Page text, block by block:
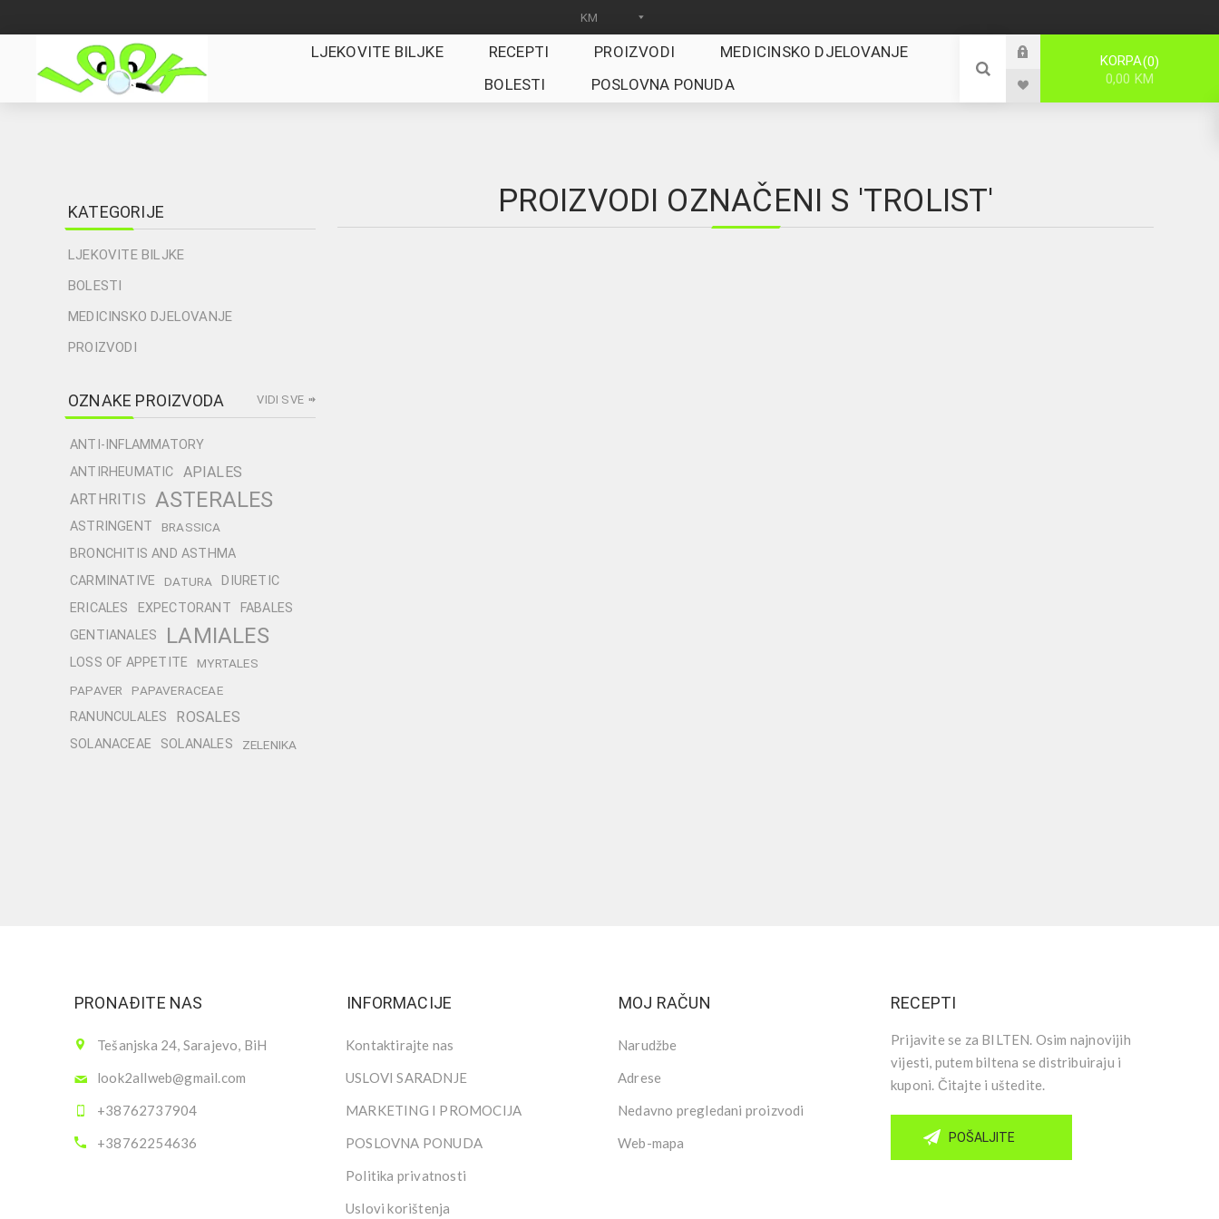
LJEKOVITE BILJKE RECEPTI PROIZVODI
MEDICINSKO DJELOVANJE
BOLESTI
POSLOVNA PONUDA
KORPA 0
0,00 KM
PROIZVODI OZNAČENI S 'TROLIST'
KATEGORIJE
LJEKOVITE BILJKE
BOLESTI
MEDICINSKO DJELOVANJE
PROIZVODI
OZNAKE PROIZVODA
ANTI-INFLAMMATORY
ANTIRHEUMATIC
APIALES
ARTHRITIS ASTERALES
ASTRINGENT BRASSICA
BRONCHITIS AND ASTHMA
CARMINATIVE
DATURA
DIURETIC
ERICALES
EXPECTORANT
FABALES
GENTIANALES
LAMIALES
LOSS OF APPETITE
MYRTALES
PAPAVER
PAPAVERACEAE
RANUNCULALES ROSALES
SOLANACEAE SOLANALES ZELENIKA
VIDI SVE
PRONAĐITE NAS
Tešanjska 24, Sarajevo, BiH
look2allweb@gmail.com
+38762737904
+38762254636
INFORMACIJE
Kontaktirajte nas
USLOVI SARADNJE
MARKETING I PROMOCIJA
POSLOVNA PONUDA
Politika privatnosti
Uslovi korištenja
MOJ RAČUN
Narudžbe
Adrese
Nedavno pregledani proizvodi
Web-mapa
RECEPTI
Prijavite se za BILTEN. Osim najnovijih
vijesti, putem biltena se distribuiraju i
kuponi. Čitajte i uštedite.
POŠALJITE